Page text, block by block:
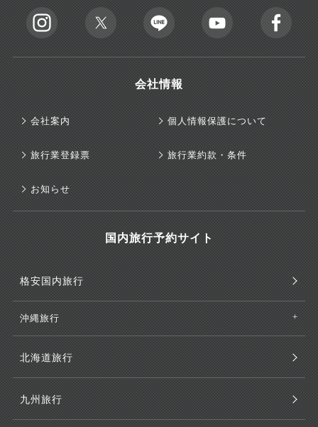
会社情報
会社案内 個人情報保護について
旅行業登録票 旅行業約款・条件
お知らせ
国内旅行予約サイト
格安国内旅行
沖縄旅行
北海道旅行
九州旅行